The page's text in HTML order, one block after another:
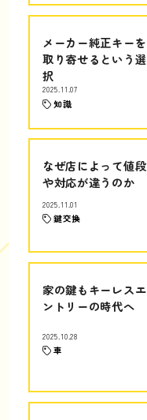
メーカー純正キーを
取り寄せるという選
択
2025.11.07
知識
なぜ店によって値段
や対応が違うのか
2025.11.01
鍵交換
家の鍵もキーレスエ
ントリーの時代へ
2025.10.28
車